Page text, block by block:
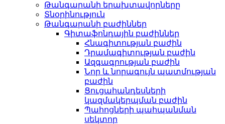
Թանգարանի երախտավորները
Տնօրինություն
Թանգարանի բաժիններ
Գիտաֆոնդային բաժիններ
Հնագիտության բաժին
Դրամագիտության բաժին
Ազգագրության բաժին
Նոր և նորագույն պատմության
բաժին
Ցուցահանդեսների
կազմակերպման բաժին
Պահոցների պահպանման
սեկտոր